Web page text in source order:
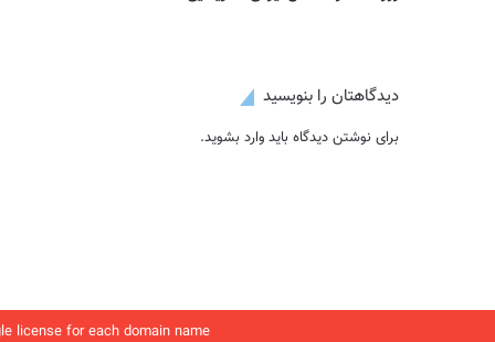
license for each domain name.
دیدگاهتان را بنویسید
برای نوشتن دیدگاه باید وارد بشوید.